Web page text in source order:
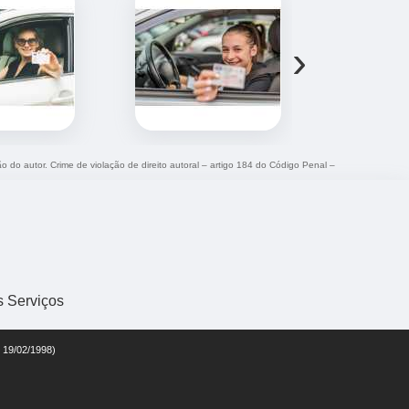
›
do autor. Crime de violação de direito autoral – artigo 184 do Código Penal –
Serviços
02/1998)